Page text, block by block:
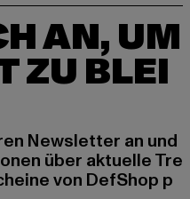
AN, UM
ZU BLEI
Newsletter an und
über aktuelle Tre
von DefShop p